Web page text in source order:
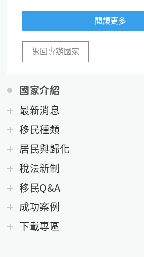
國家介紹
最新消息
移民種類
居民與歸化
稅法新制
移民Q&A
成功案例
下載專區
閱讀更多
返回專辦國家